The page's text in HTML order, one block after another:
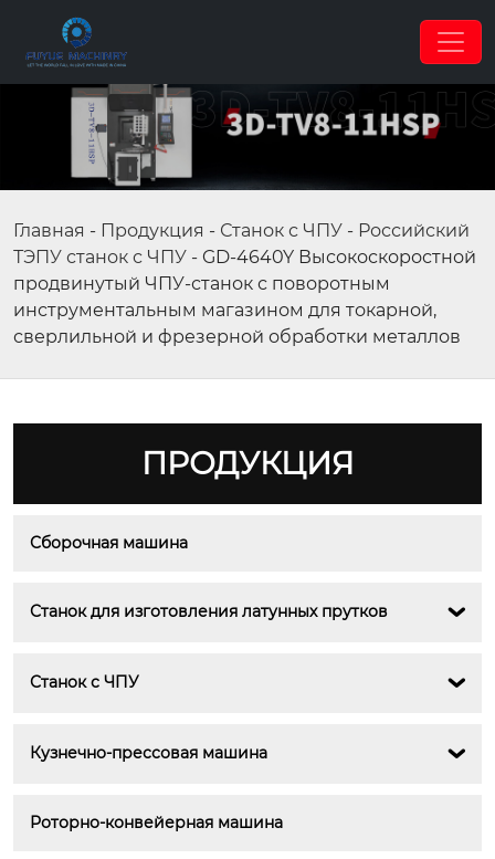
Главная - Продукция - Станок с ЧПУ - Российский
ТЭПУ станок с ЧПУ - GD-4640Y Высокоскоростной
продвинутый ЧПУ-станок с поворотным
инструментальным магазином для токарной,
сверлильной и фрезерной обработки металлов
ПРОДУКЦИЯ
Сборочная машина
Станок для изготовления латунных прутков 
Станок с ЧПУ 
Кузнечно-прессовая машина 
Роторно-конвейерная машина